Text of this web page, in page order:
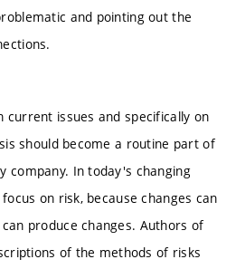
and pointing out the
current issues and specifically on
should become a routine part of
company. In today's changing
on risk, because changes can
produce changes. Authors of
of the methods of risks